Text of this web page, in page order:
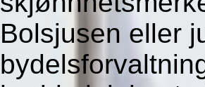
Bolsjusen eller